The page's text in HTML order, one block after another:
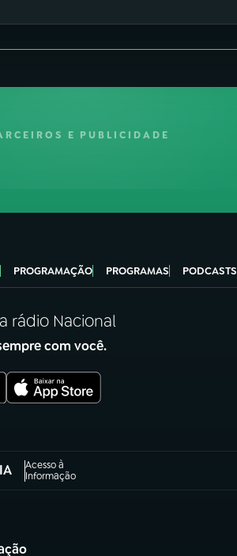
E PUBLICIDADE
PROGRAMAÇÃO PROGRAMAS PODCASTS
rádio Nacional
com você.
Acesso à
Informação